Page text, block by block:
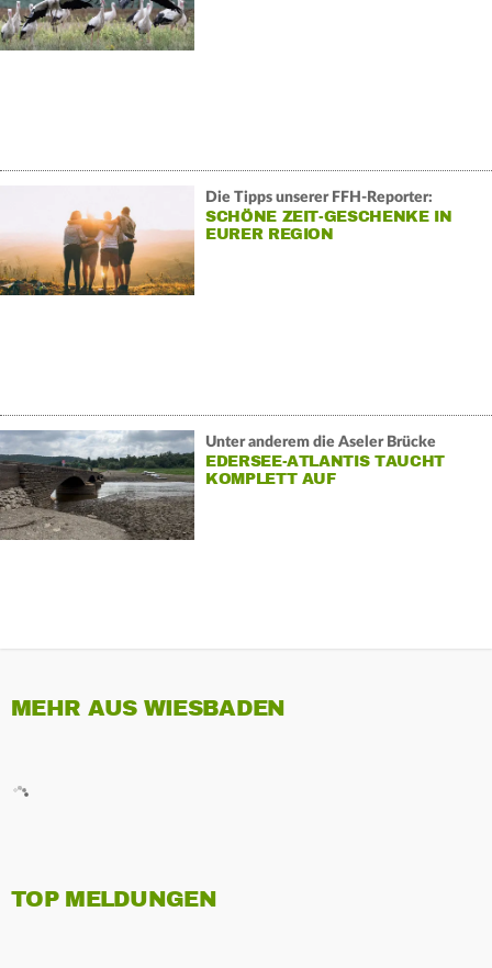
Die Tipps unserer FFH-Reporter:
SCHÖNE ZEIT-GESCHENKE IN
EURER REGION
Unter anderem die Aseler Brücke
EDERSEE-ATLANTIS TAUCHT
KOMPLETT AUF
MEHR AUS WIESBADEN
TOP MELDUNGEN